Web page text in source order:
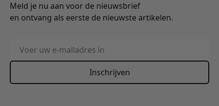
Meld je nu aan voor de nieuwsbrief
en ontvang als eerste de nieuwste artikelen.
E-mailadres
Inschrijven